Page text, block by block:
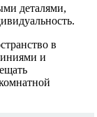
деталями,
в
и